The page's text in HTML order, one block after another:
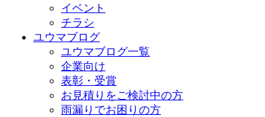
イベント
チラシ
ユウマブログ
ユウマブログ一覧
企業向け
表彰・受賞
お見積りをご検討中の方
雨漏りでお困りの方